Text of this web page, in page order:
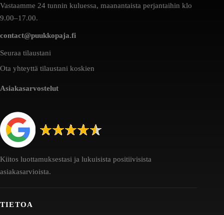
Vastaamme 24 tunnin kuluessa, maanantaista perjantaihin klo
9.00–17.00.
contact@puukkopaja.fi
Seuraa tilaustani
Ota yhteyttä tilaustani koskien
Asiakasarvostelut
Kiitos luottamuksestasi ja lukuisista positiivisista
asiakasarvioista.
TIETOA